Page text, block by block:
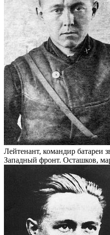
Лейтенант, командир батареи
Западный фронт. Осташков,